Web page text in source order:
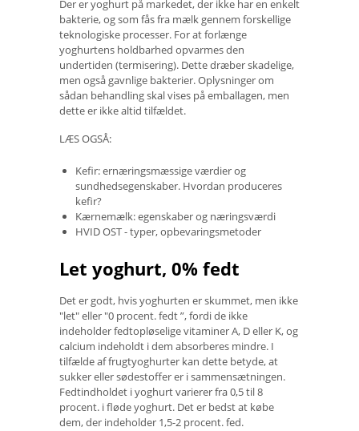
Der er yoghurt på markedet, der ikke har en enkelt
bakterie, og som fås fra mælk gennem forskellige
teknologiske processer. For at forlænge
yoghurtens holdbarhed opvarmes den
undertiden (termisering). Dette dræber skadelige,
men også gavnlige bakterier. Oplysninger om
sådan behandling skal vises på emballagen, men
dette er ikke altid tilfældet.
LÆS OGSÅ:
Kefir: ernæringsmæssige værdier og
sundhedsegenskaber. Hvordan produceres
kefir?
Kærnemælk: egenskaber og næringsværdi
HVID OST - typer, opbevaringsmetoder
Let yoghurt, 0% fedt
Det er godt, hvis yoghurten er skummet, men ikke
"let" eller "0 procent. fedt ”, fordi de ikke
indeholder fedtopløselige vitaminer A, D eller K, og
calcium indeholdt i dem absorberes mindre. I
tilfælde af frugtyoghurter kan dette betyde, at
sukker eller sødestoffer er i sammensætningen.
Fedtindholdet i yoghurt varierer fra 0,5 til 8
procent. i fløde yoghurt. Det er bedst at købe
dem, der indeholder 1,5-2 procent. fed.